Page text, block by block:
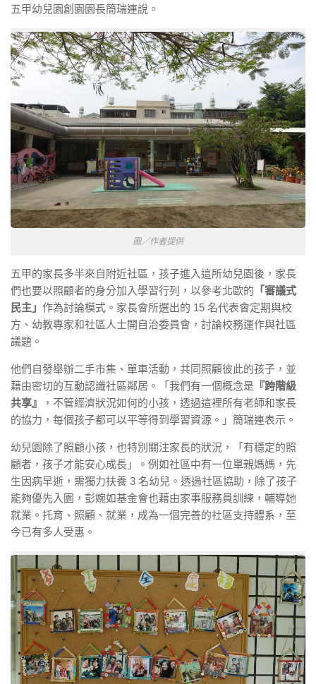
五甲幼兒園創園園長簡瑞連說。
圖／作者提供
五甲的家長多半來自附近社區，孩子進入這所幼兒園後，家長
們也要以照顧者的身分加入學習行列，以參考北歐的 「審議式
民主」 作為討論模式。家長會所選出的 15 名代表會定期與校
方、幼教專家和社區人士開自治委員會，討論校務運作與社區
議題。
他們自發舉辦二手市集、單車活動，共同照顧彼此的孩子，並
藉由密切的互動認識社區鄰居。「我們有一個概念是 『跨階級
共享』
，不管經濟狀況如何的小孩，透過這裡所有老師和家長
的協力，每個孩子都可以平等得到學習資源。」簡瑞連表示。
幼兒園除了照顧小孩，也特別關注家長的狀況，「有穩定的照
顧者，孩子才能安心成長」。例如社區中有一位單親媽媽，先
生因病早逝，需獨力扶養 3 名幼兒。透過社區協助，除了孩子
能夠優先入園，彭婉如基金會也藉由家事服務員訓練，輔導她
就業。托育、照顧、就業，成為一個完善的社區支持體系，至
今已有多人受惠。